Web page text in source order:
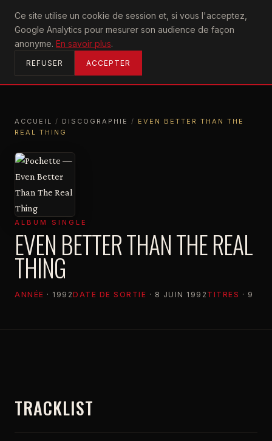
Ce site utilise un cookie de session et, si vous l'acceptez,
Google Analytics pour mesurer son audience de façon
anonyme. En savoir plus.
REFUSER ACCEPTER
U2achtung
ACCUEIL
ACCUEIL / DISCOGRAPHIE / EVEN BETTER THAN THE
REAL THING
ALBUM SINGLE
EVEN BETTER THAN THE REAL
THING
ANNÉE · 1992DATE DE SORTIE · 8 JUIN 1992 TITRES · 9
TRACKLIST